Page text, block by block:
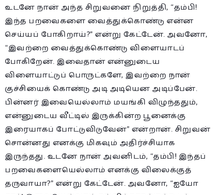
உடனே நான் அந்த சிறுவனை நிறுத்தி, “தம்பி!
இந்த பறவைகளை வைத்துக்கொண்டு என்ன
செய்யப் போகிறாய்?” என்று கேட்டேன். அவனோ,
“இவற்றை வைத்துக்கொண்டு விளையாடப்
போகிறேன். இவைதான் என்னுடைய
விளையாட்டுப் பொருட்களே, இவற்றை நான்
குச்சியைக் கொண்டு அடி அடியென அடிப்பேன்.
பின்னர் இவையெல்லாம் மயங்கி விழுந்ததும்,
என்னுடைய வீட்டில் இருக்கின்ற பூனைக்கு
இரையாகப் போட்டுவிடுவேன்” என்றான். சிறுவன்
சொன்னது எனக்கு மிகவும் அதிர்ச்சியாக
இருந்தது. உடனே நான் அவனிடம், “தம்பி! இந்தப்
பறவைகளையெல்லாம் எனக்கு விலைக்குத்
தருவாயா?” என்று கேட்டேன். அவனோ, “ஐயோ